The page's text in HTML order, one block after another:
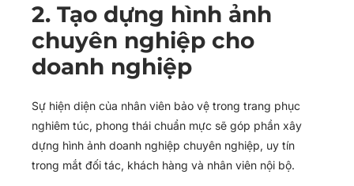
2. Tạo dựng hình ảnh
chuyên nghiệp cho
doanh nghiệp
Sự hiện diện của nhân viên bảo vệ trong trang phục
nghiêm túc, phong thái chuẩn mực sẽ góp phần xây
dựng hình ảnh doanh nghiệp chuyên nghiệp, uy tín
trong mắt đối tác, khách hàng và nhân viên nội bộ.